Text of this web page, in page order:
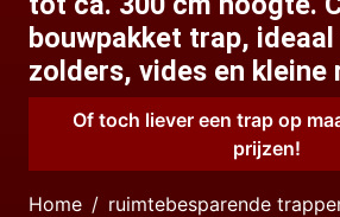
bouwpakket trap,
zolders, vides en kleine
Of toch liever een trap op
prijzen!
Home
ruimtebesparende